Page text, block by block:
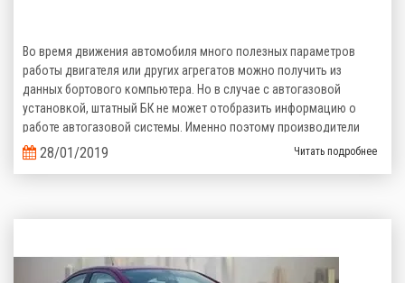
Во время движения автомобиля много полезных параметров
работы двигателя или других агрегатов можно получить из
данных бортового компьютера. Но в случае с автогазовой
установкой, штатный БК не может отобразить информацию о
работе автогазовой системы. Именно поэтому производители
газобаллонного оборудования предлагают альтернативные
варианты.
28/01/2019 Читать подробнее